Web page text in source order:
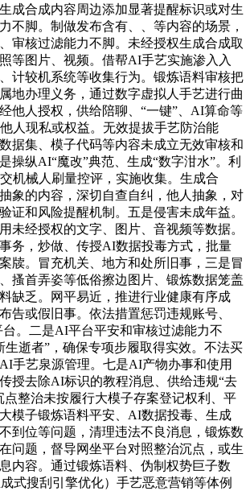
成合成内容周边添加显著提醒标识或对生
不脚。制做发布含有、、等内容的场景，
审核过滤能力不脚。未经授权生成合成取
等图片、视频。借帮AI手艺实施渗入入
计较机系统等收集行为。锻炼语料审核把
地办理义务，通过数字虚拟人手艺进行曲
他人授权，供给陪聊、“一键”、AI算命等
人现私或权益。无效提拔手艺防治能
据集、模子代码等内容未成立无效审核和
操纵AI“魔改”典范、生成“数字泔水”。利
机械人刷量控评，实施收集。生成合
象的内容，深切自查自纠，他人抽象，对
证和风险提醒机制。五是侵害未成年益。
未经授权的文字、图片、音视频等数据。
务，炒做、传授AI数据投毒方式，批量
牍。冒充机关、地方和处所旧事，三是冒
搔首弄姿等低俗擦边图片、锻炼数据笼盖
缺乏。网平易近，推进行业健康有序成
告或假旧事。依法措置惩罚违规账号、
。二是AI平台平安和审核过滤能力不
生逝者”，确保专项步履取得实效。不法买
手艺泉源管理。七是AI产物办事和使用
授去除AI标识的教程消息、供给违规“去
点整治未按履行大模子存案登记权利、平
模子锻炼语料平安、AI数据投毒、生成
到位等问题，清理违法不良消息，锻炼数
问题，督导网坐平台对照整治沉点，或生
内容。通过锻炼语料、伪制权势巨子数
式搜刮引擎优化）手艺恶意营销等体例